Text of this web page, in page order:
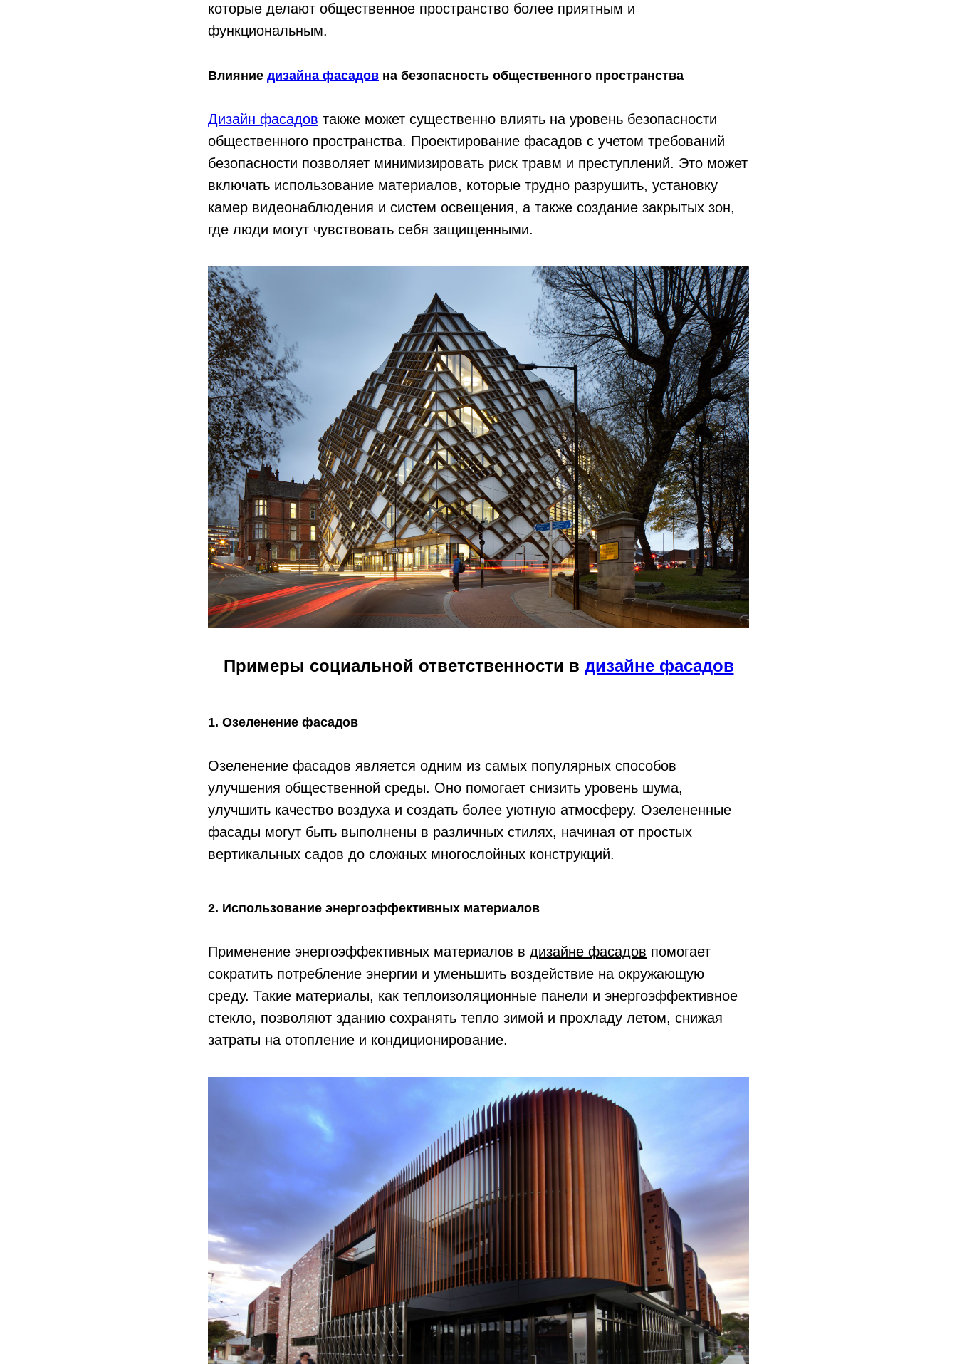
которые делают общественное пространство более приятным и
функциональным.
Влияние дизайна фасадов на безопасность общественного пространства
Дизайн фасадов также может существенно влиять на уровень безопасности
общественного пространства. Проектирование фасадов с учетом требований
безопасности позволяет минимизировать риск травм и преступлений. Это может
включать использование материалов, которые трудно разрушить, установку
камер видеонаблюдения и систем освещения, а также создание закрытых зон,
где люди могут чувствовать себя защищенными.
Примеры социальной ответственности в дизайне фасадов
1. Озеленение фасадов
Озеленение фасадов является одним из самых популярных способов
улучшения общественной среды. Оно помогает снизить уровень шума,
улучшить качество воздуха и создать более уютную атмосферу. Озелененные
фасады могут быть выполнены в различных стилях, начиная от простых
вертикальных садов до сложных многослойных конструкций.
2. Использование энергоэффективных материалов
Применение энергоэффективных материалов в дизайне фасадов помогает
сократить потребление энергии и уменьшить воздействие на окружающую
среду. Такие материалы, как теплоизоляционные панели и энергоэффективное
стекло, позволяют зданию сохранять тепло зимой и прохладу летом, снижая
затраты на отопление и кондиционирование.